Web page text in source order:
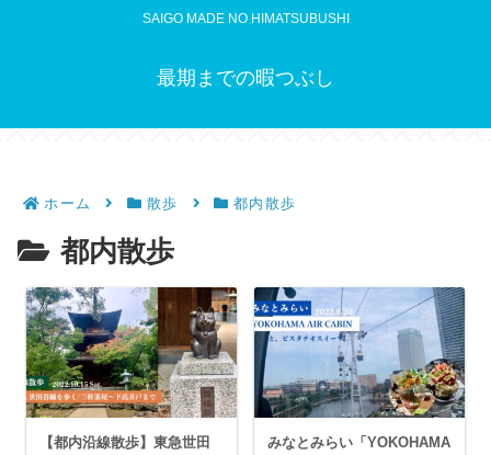
SAIGO MADE NO HIMATSUBUSHI
最期までの暇つぶし
ホーム 散歩 都内散歩
都内散歩
【都内沿線散歩】東急世田
みなとみらい「YOKOHAMA